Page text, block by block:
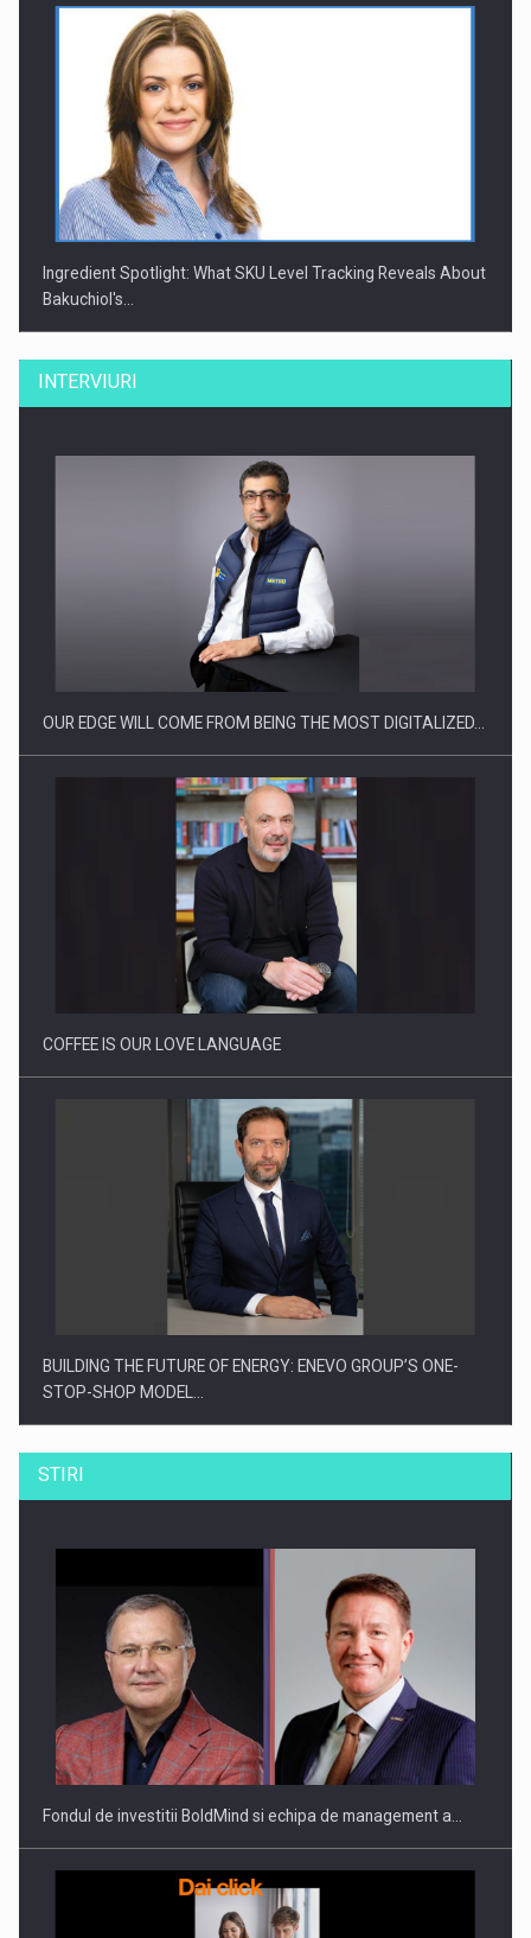
Ingredient Spotlight: What SKU Level Tracking Reveals About
Bakuchiol's…
Producatorii si comerciantii care nu se supun noilor
Proteinmaxxing and the Future of Protein Demand
INTERVIURI
OUR EDGE WILL COME FROM BEING THE MOST DIGITALIZED…
COFFEE IS OUR LOVE LANGUAGE
BUILDING THE FUTURE OF ENERGY: ENEVO GROUP’S ONE-
STOP-SHOP MODEL…
ROOTED IN ROMANIA, BUILT TO DELIVER TECHNOLOGY FOR
THE…
STIRI
Fondul de investitii BoldMind si echipa de management a…